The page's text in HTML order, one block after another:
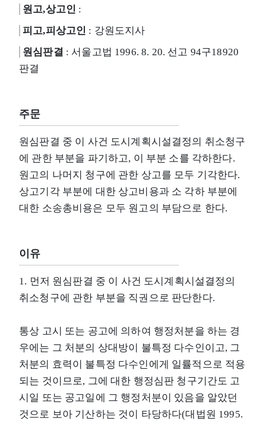
원고,상고인 :
피고,피상고인 : 강원도지사
원심판결 : 서울고법 1996. 8. 20. 선고 94구18920
판결
주문
원심판결 중 이 사건 도시계획시설결정의 취소청구
에 관한 부분을 파기하고, 이 부분 소를 각하한다.
원고의 나머지 청구에 관한 상고를 모두 기각한다.
상고기각 부분에 대한 상고비용과 소 각하 부분에
대한 소송총비용은 모두 원고의 부담으로 한다.
이유
1. 먼저 원심판결 중 이 사건 도시계획시설결정의
취소청구에 관한 부분을 직권으로 판단한다.
통상 고시 또는 공고에 의하여 행정처분을 하는 경
우에는 그 처분의 상대방이 불특정 다수인이고, 그
처분의 효력이 불특정 다수인에게 일률적으로 적용
되는 것이므로, 그에 대한 행정심판 청구기간도 고
시일 또는 공고일에 그 행정처분이 있음을 알았던
것으로 보아 기산하는 것이 타당하다(대법원 1995.